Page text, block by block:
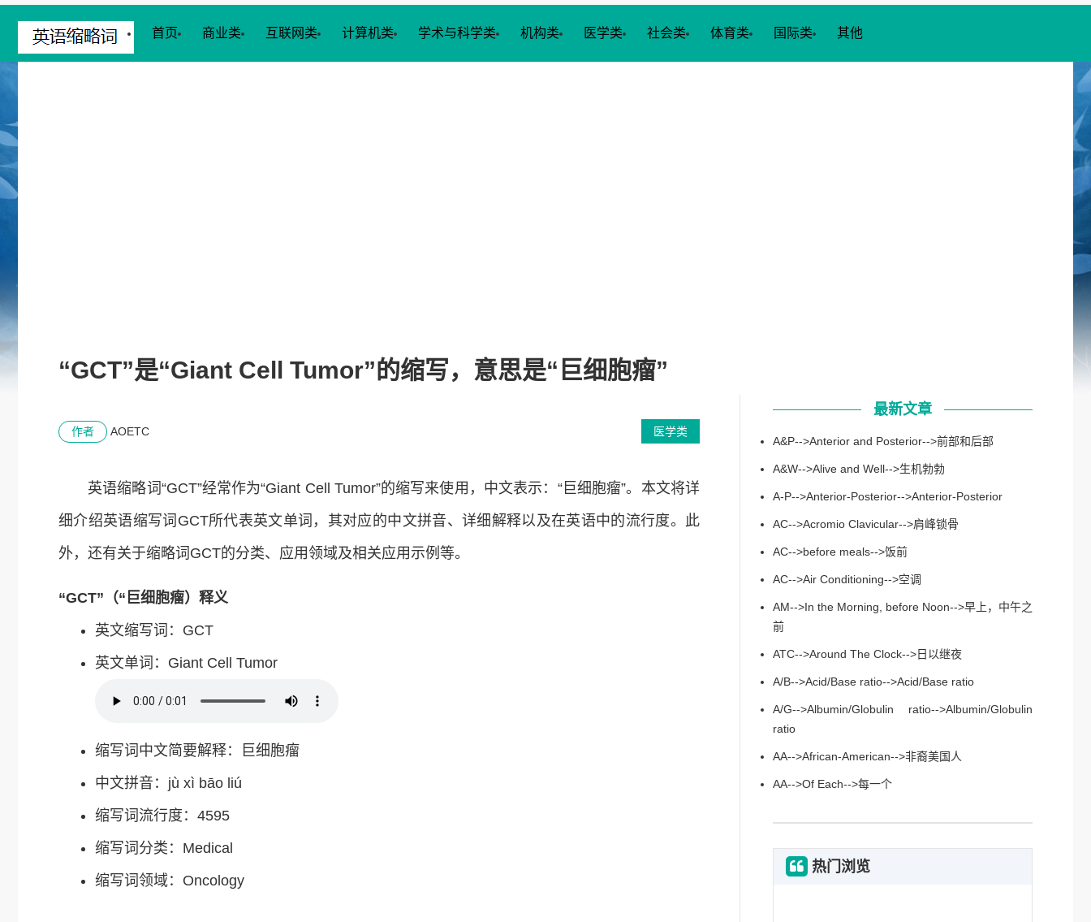
首页 商业类 互联网类 计算机类 学术与科学类 机构类 医学类 社会类 体育类 国际类 其他
“GCT”是“Giant Cell Tumor”的缩写，意思是“巨细胞瘤”
医学类
作者 AOETC
英语缩略词“GCT”经常作为“Giant Cell Tumor”的缩写来使用，中文表示：“巨细胞瘤”。本文将详
细介绍英语缩写词GCT所代表英文单词，其对应的中文拼音、详细解释以及在英语中的流行度。此
外，还有关于缩略词GCT的分类、应用领域及相关应用示例等。
“GCT”（“巨细胞瘤）释义
英文缩写词：GCT
英文单词：Giant Cell Tumor
缩写词中文简要解释：巨细胞瘤
中文拼音：jù xì bāo liú
缩写词流行度：4595
缩写词分类：Medical
缩写词领域：Oncology
最新文章
A&P-->Anterior and Posterior-->前部和后部
A&W-->Alive and Well-->生机勃勃
A-P-->Anterior-Posterior-->Anterior-Posterior
AC-->Acromio Clavicular-->肩峰锁骨
AC-->before meals-->饭前
AC-->Air Conditioning-->空调
AM-->In the Morning, before Noon-->早上，中午之
前
ATC-->Around The Clock-->日以继夜
A/B-->Acid/Base ratio-->Acid/Base ratio
A/G-->Albumin/Globulin ratio-->Albumin/Globulin
ratio
AA-->African-American-->非裔美国人
AA-->Of Each-->每一个
热门浏览